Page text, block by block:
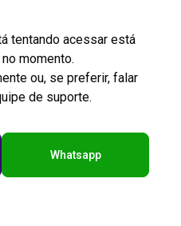
tentando acessar está
momento.
ou, se preferir, falar
de suporte.
Whatsapp